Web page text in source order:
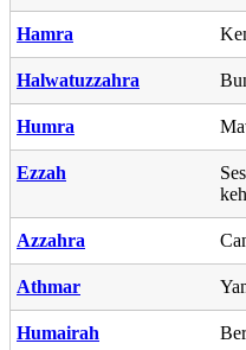
Hamra
Halwatuzzahra
Humra
Ezzah
Azzahra
Athmar
Humairah